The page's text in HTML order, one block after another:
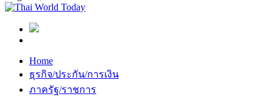
Home
ธุรกิจ/ประกัน/การเงิน
ภาครัฐ/ราชการ